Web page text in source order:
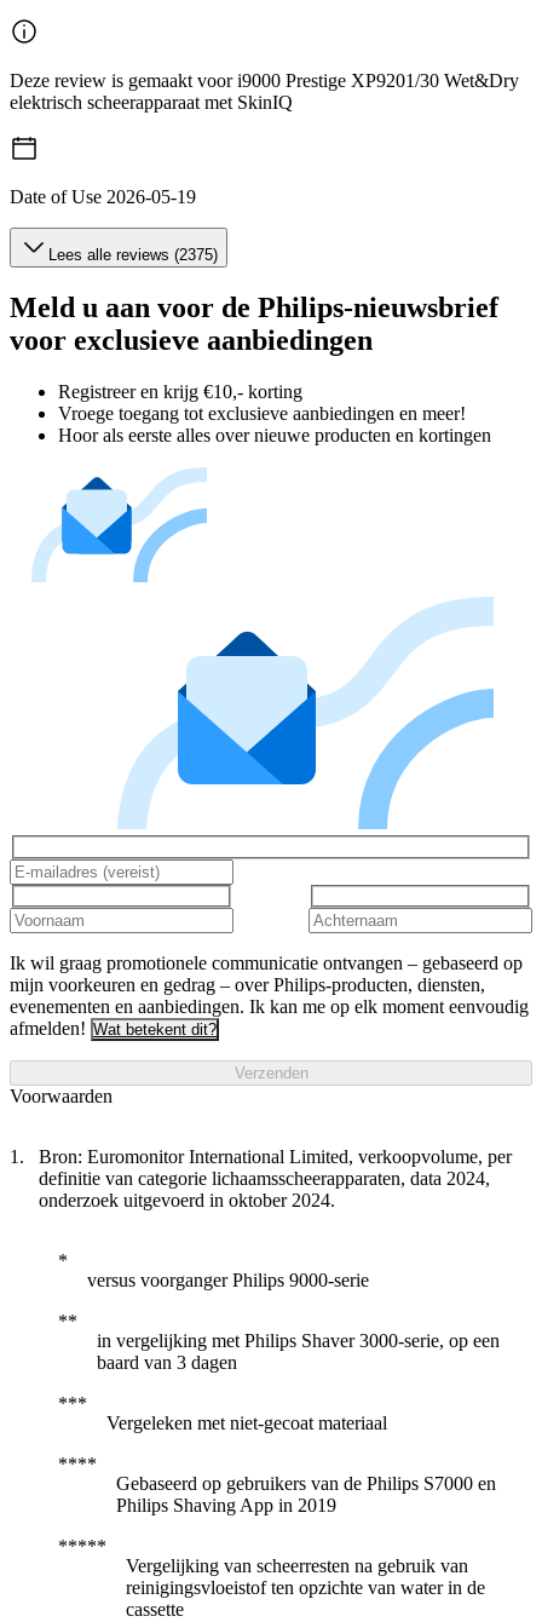
Deze review is gemaakt voor i9000 Prestige XP9201/30 Wet&Dry
elektrisch scheerapparaat met SkinIQ
Date of Use 2026-05-19
Lees alle reviews (2375)
Meld u aan voor de Philips-nieuwsbrief
voor exclusieve aanbiedingen
Registreer en krijg €10,- korting
Vroege toegang tot exclusieve aanbiedingen en meer!
Hoor als eerste alles over nieuwe producten en kortingen
Ik wil graag promotionele communicatie ontvangen – gebaseerd op
mijn voorkeuren en gedrag – over Philips-producten, diensten,
evenementen en aanbiedingen. Ik kan me op elk moment eenvoudig
afmelden! Wat betekent dit?
Verzenden
Voorwaarden
Bron: Euromonitor International Limited, verkoopvolume, per
definitie van categorie lichaamsscheerapparaten, data 2024,
onderzoek uitgevoerd in oktober 2024.
versus voorganger Philips 9000-serie
in vergelijking met Philips Shaver 3000-serie, op een
baard van 3 dagen
Vergeleken met niet-gecoat materiaal
Gebaseerd op gebruikers van de Philips S7000 en
Philips Shaving App in 2019
Vergelijking van scheerresten na gebruik van
reinigingsvloeistof ten opzichte van water in de
cassette